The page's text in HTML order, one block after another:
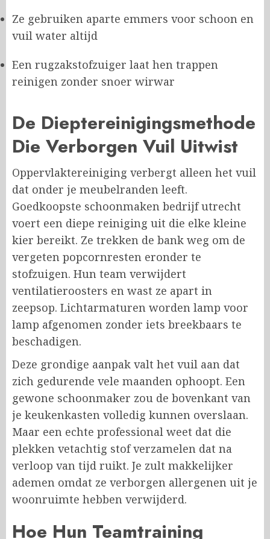
Ze gebruiken aparte emmers voor schoon en
vuil water altijd
Een rugzakstofzuiger laat hen trappen
reinigen zonder snoer wirwar
De Dieptereinigingsmethode
Die Verborgen Vuil Uitwist
Oppervlaktereiniging verbergt alleen het vuil
dat onder je meubelranden leeft.
Goedkoopste schoonmaken bedrijf utrecht
voert een diepe reiniging uit die elke kleine
kier bereikt. Ze trekken de bank weg om de
vergeten popcornresten eronder te
stofzuigen. Hun team verwijdert
ventilatieroosters en wast ze apart in
zeepsop. Lichtarmaturen worden lamp voor
lamp afgenomen zonder iets breekbaars te
beschadigen.
Deze grondige aanpak valt het vuil aan dat
zich gedurende vele maanden ophoopt. Een
gewone schoonmaker zou de bovenkant van
je keukenkasten volledig kunnen overslaan.
Maar een echte professional weet dat die
plekken vetachtig stof verzamelen dat na
verloop van tijd ruikt. Je zult makkelijker
ademen omdat ze verborgen allergenen uit je
woonruimte hebben verwijderd.
Hoe Hun Teamtraining